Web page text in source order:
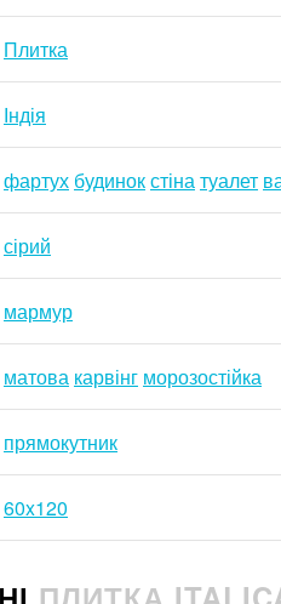
Плитка
Індія
фартух будинокстінатуалет
сірий
мармур
матова карвінг морозостійка
прямокутник
60x120